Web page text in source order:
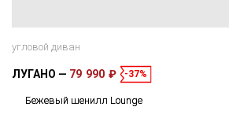
угловой диван
ЛУГАНО 79 990 ₽ -37%
Бежевый шенилл Lounge